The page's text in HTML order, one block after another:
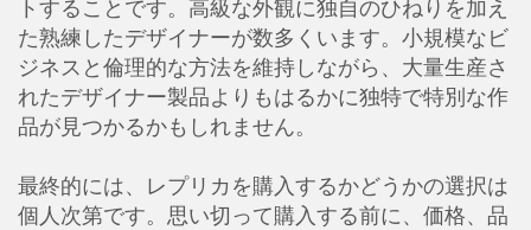
トすることです。高級な外観に独自のひねりを加え
た熟練したデザイナーが数多くいます。小規模なビ
ジネスと倫理的な方法を維持しながら、大量生産さ
れたデザイナー製品よりもはるかに独特で特別な作
品が見つかるかもしれません。
最終的には、レプリカを購入するかどうかの選択は
個人次第です。思い切って購入する前に、価格、品